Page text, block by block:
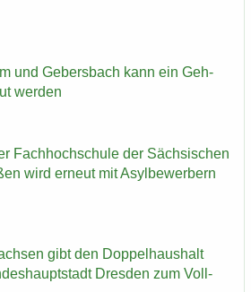
und Ge­bers­bach kann ein Geh-
wer­den
Fach­hoch­schu­le der Säch­si­schen
wird er­neut mit Asyl­be­wer­bern
gibt den Dop­pel­haus­halt
Dres­den zum Voll­